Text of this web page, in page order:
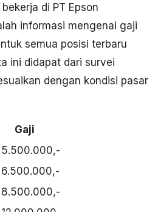
di PT Epson
informasi mengenai gaji
semua posisi terbaru
ini didapat dari survei
dengan kondisi pasar
Gaji
5.500.000,-
6.500.000,-
8.500.000,-